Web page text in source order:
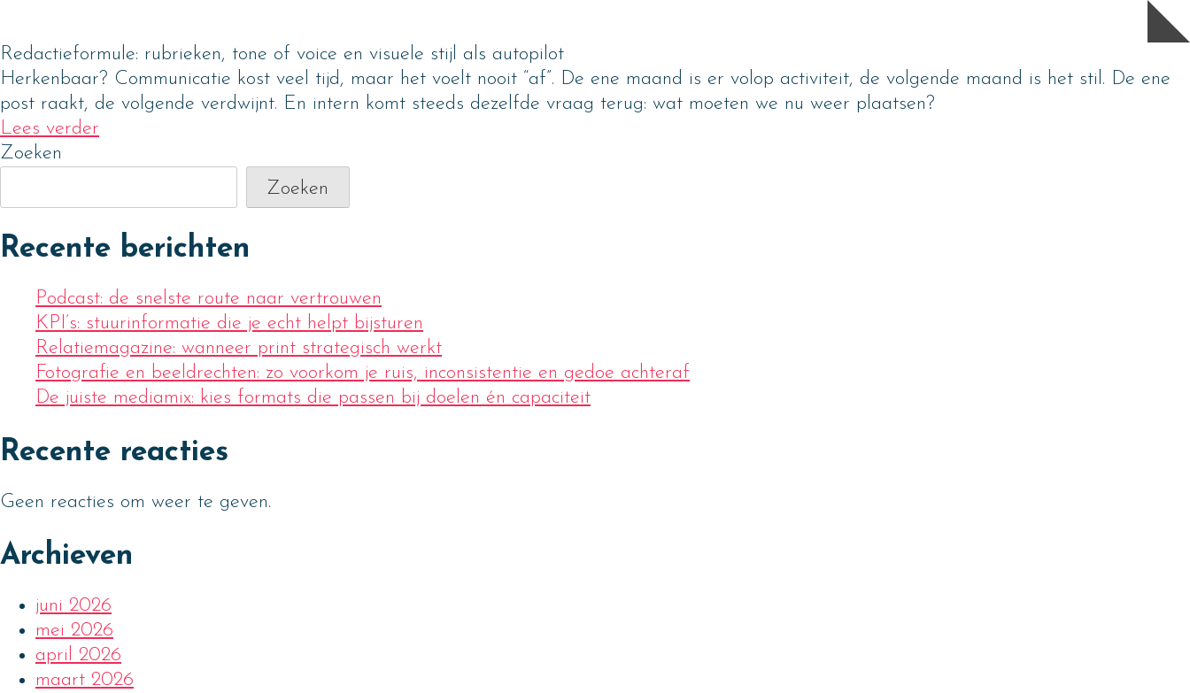
Redactieformule: rubrieken, tone of voice en visuele stijl als autopilot
Herkenbaar? Communicatie kost veel tijd, maar het voelt nooit “af”. De ene maand is er volop activiteit, de volgende maand is het stil. De ene
post raakt, de volgende verdwijnt. En intern komt steeds dezelfde vraag terug: wat moeten we nu weer plaatsen?
Lees verder
Zoeken
Zoeken
Recente berichten
Podcast: de snelste route naar vertrouwen
KPI’s: stuurinformatie die je echt helpt bijsturen
Relatiemagazine: wanneer print strategisch werkt
Fotografie en beeldrechten: zo voorkom je ruis, inconsistentie en gedoe achteraf
De juiste mediamix: kies formats die passen bij doelen én capaciteit
Recente reacties
Geen reacties om weer te geven.
Archieven
juni 2026
mei 2026
april 2026
maart 2026